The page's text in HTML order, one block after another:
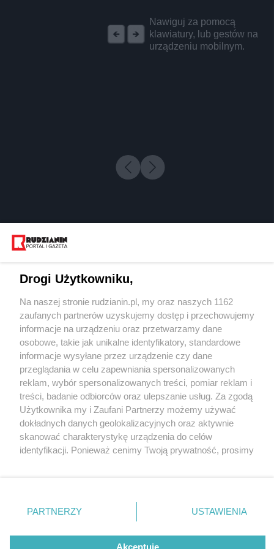
Nawiguj za pomocą
klawiatury, lub gestów na
urządzeniu mobilnym.
5 / 0
Wydawca mediów
Nie zapomnij
zapoznać się z:
polityką prywatności regulamin korzystania z portali
Twojemiasto
Piekary Śląskie
Chorzów
Tarnowskie Góry
Gliwice
Skontakuj sięz nami
Kontakt
Wydawca
Redakcja
Drogi Użytkowniku,
Na naszej stronie rudzianin.pl, my oraz naszych 1162
zaufanych partnerów uzyskujemy dostęp i przechowujemy
informacje na urządzeniu oraz przetwarzamy dane
osobowe, takie jak unikalne identyfikatory, standardowe
informacje wysyłane przez urządzenie czy dane
przeglądania w celu zapewniania spersonalizowanych
reklam, wybór spersonalizowanych treści, pomiar reklam i
treści, badanie odbiorców oraz ulepszanie usług. Za zgodą
Użytkownika my i Zaufani Partnerzy możemy używać
dokładnych danych geolokalizacyjnych oraz aktywnie
skanować charakterystykę urządzenia do celów
identyfikacji. Ponieważ cenimy Twoją prywatność, prosimy
prywatności znajdujący się w lewym dolnym rogu strony
. Niektóre rodzaje przetwarzania danych nie wymagają
zgody użytkownika, ale masz prawo sprzeciwić się
takiemu przetwarzaniu. Preferencje będą miały
PARTNERZY USTAWIENIA
Akceptuję